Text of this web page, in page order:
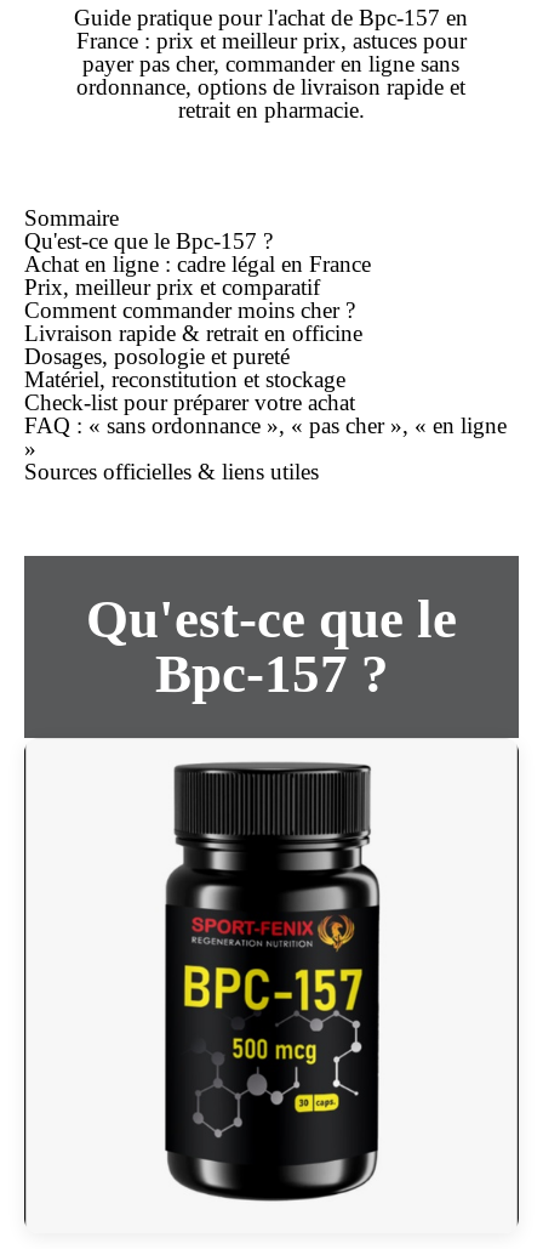
Guide pratique pour l'achat de Bpc-157 en
France : prix et meilleur prix, astuces pour
payerpas cher,commanderen lignesans
ordonnance, options delivraison rapide et
retrait en pharmacie.
Sommaire
Qu'est-ce que le Bpc-157 ?
Achat en ligne : cadre légal en France
Prix, meilleur prix et comparatif
Comment commandermoins cher?
Livraison rapide & retrait en officine
Dosages, posologie et pureté
Matériel, reconstitution et stockage
Check-list pour préparer votre achat
FAQ : « sans ordonnance », « pas cher », « en ligne
»
Sources officielles & liens utiles
Qu'est-ce que le
Bpc-157 ?